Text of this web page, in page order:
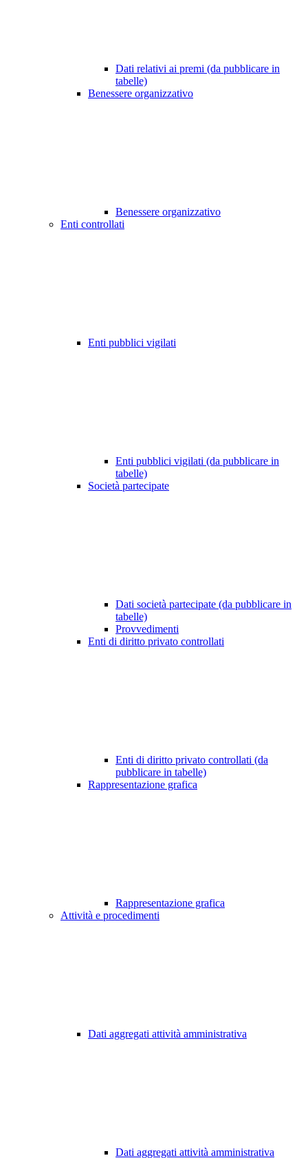
Dati relativi ai premi (da pubblicare in
tabelle)
Benessere organizzativo
Benessere organizzativo
Enti controllati
Enti pubblici vigilati
Enti pubblici vigilati (da pubblicare in
tabelle)
Società partecipate
Dati società partecipate (da pubblicare in
tabelle)
Provvedimenti
Enti di diritto privato controllati
Enti di diritto privato controllati (da
pubblicare in tabelle)
Rappresentazione grafica
Rappresentazione grafica
Attività e procedimenti
Dati aggregati attività amministrativa
Dati aggregati attività amministrativa